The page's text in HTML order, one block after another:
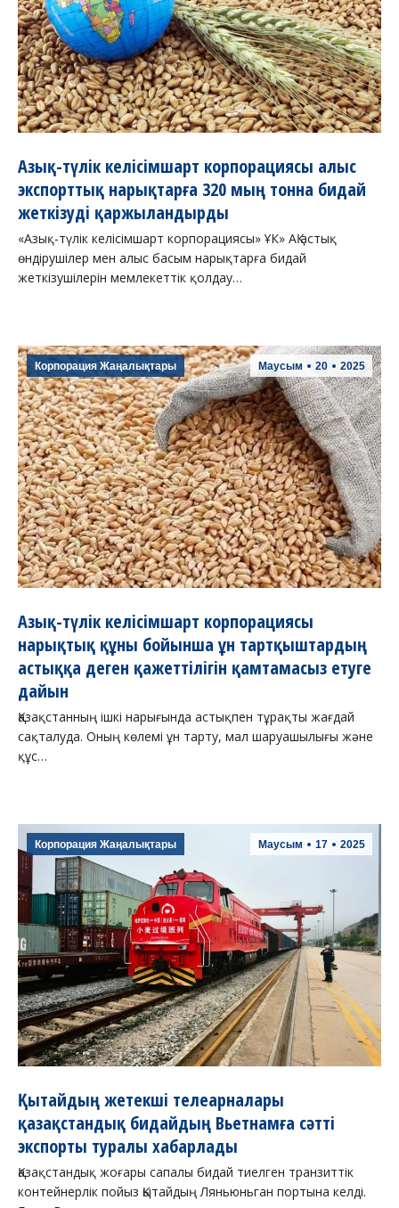
Азық-түлік келісімшарт корпорациясы алыс
экспорттық нарықтарға 320 мың тонна бидай
жеткізуді қаржыландырды
«Азық-түлік келісімшарт корпорациясы» ҰК» АҚ астық
өндірушілер мен алыс басым нарықтарға бидай
жеткізушілерін мемлекеттік қолдау…
Маусым 20 2025
Корпорация Жаңалықтары
Азық-түлік келісімшарт корпорациясы
нарықтық құны бойынша ұн тартқыштардың
астыққа деген қажеттілігін қамтамасыз етуге
дайын
Қазақстанның ішкі нарығында астықпен тұрақты жағдай
сақталуда. Оның көлемі ұн тарту, мал шаруашылығы және
құс…
Маусым 17 2025
Корпорация Жаңалықтары
Қытайдың жетекші телеарналары
қазақстандық бидайдың Вьетнамға сәтті
экспорты туралы хабарлады
Қазақстандық жоғары сапалы бидай тиелген транзиттік
контейнерлік пойыз Қытайдың Ляньюньган портына келді.